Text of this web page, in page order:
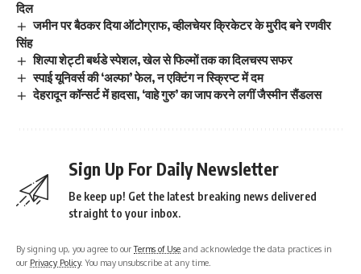
दिल
जमीन पर बैठकर दिया ऑटोग्राफ, व्हीलचेयर क्रिकेटर के मुरीद बने रणवीर
सिंह
शिल्पा शेट्टी बर्थडे स्पेशल, खेल से फिल्मों तक का दिलचस्प सफर
स्पाई यूनिवर्स की ‘अल्फा’ फेल, न एक्टिंग न स्क्रिप्ट में दम
देहरादून कॉन्सर्ट में हादसा, ‘वाहे गुरु’ का जाप करने लगीं जैस्मीन सैंडलस
Sign Up For Daily Newsletter
Be keep up! Get the latest breaking news delivered
straight to your inbox.
By signing up, you agree to ourTerms of Use and acknowledge the data practices in
our Privacy Policy. You may unsubscribe at any time.